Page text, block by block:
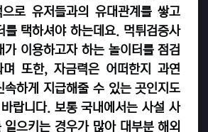
로 유저들과의 유대관계를 쌓고
를 택하셔야 하는데요. 먹튀검증사
가 이용하고자 하는 놀이터를 점검
며 또한, 자금력은 어떠한지 과연
속하게 지급해줄 수 있는 곳인지도
랍니다. 보통 국내에서는 사설 사
일으키는 경우가 많아 대부분 해외